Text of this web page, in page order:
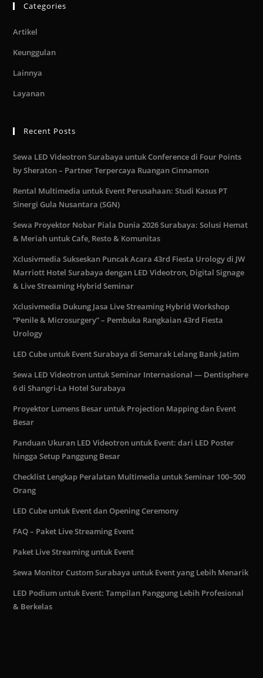
Categories
Artikel
Keunggulan
Lainnya
Layanan
Recent Posts
Sewa LED Videotron Surabaya untuk Conference di Four Points
by Sheraton – Partner Terpercaya Ruangan Cinnamon
Rental Multimedia untuk Event Perusahaan: Studi Kasus PT
Sinergi Gula Nusantara (SGN)
Sewa Proyektor Nobar Piala Dunia 2026 Surabaya: Solusi Hemat
& Meriah untuk Cafe, Resto & Komunitas
Xclusivmedia Sukseskan Puncak Acara 43rd Fiesta Urology di JW
Marriott Hotel Surabaya dengan LED Videotron, Digital Signage
& Live Streaming Hybrid Seminar
Xclusivmedia Dukung Jasa Live Streaming Hybrid Workshop
“Penile & Microsurgery” – Pembuka Rangkaian 43rd Fiesta
Urology
LED Cube untuk Event Surabaya di Semarak Lelang Bank Jatim
Sewa LED Videotron untuk Seminar Internasional — Dentisphere
6 di Shangri-La Hotel Surabaya
Proyektor Lumens Besar untuk Projection Mapping dan Event
Besar
Panduan Ukuran LED Videotron untuk Event: dari LED Poster
hingga Setup Panggung Besar
Checklist Lengkap Peralatan Multimedia untuk Seminar 100–500
Orang
LED Cube untuk Event dan Opening Ceremony
FAQ – Paket Live Streaming Event
Paket Live Streaming untuk Event
Sewa Monitor Custom Surabaya untuk Event yang Lebih Menarik
LED Podium untuk Event: Tampilan Panggung Lebih Profesional
& Berkelas